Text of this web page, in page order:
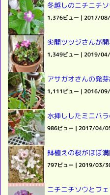
冬越しのニチニチ
1,376ビュー | 2017/08/
尖閣ツツジさんが開
1,349ビュー | 2019/04/
アサガオさんの発芽
1,111ビュー | 2016/09/
水挿ししたミニバラ
986ビュー | 2017/04/
鉢植えの桜がほぼ満
797ビュー | 2019/03/
ニチニチソウとフ